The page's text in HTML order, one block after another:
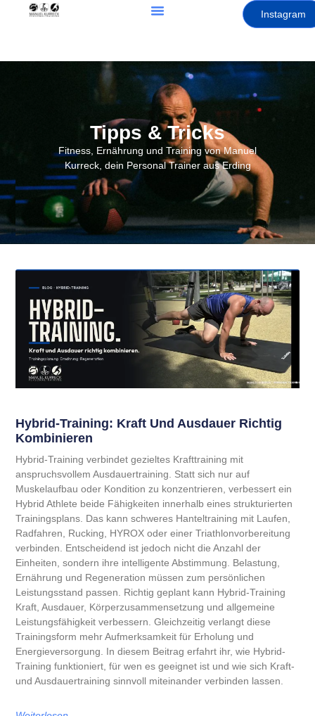
Instagram
Tipps & Tricks
Fitness, Ernährung und Training von Manuel
Kurreck, dein Personal Trainer aus Erding
Hybrid-Training: Kraft Und Ausdauer Richtig
Kombinieren
Hybrid-Training verbindet gezieltes Krafttraining mit
anspruchsvollem Ausdauertraining. Statt sich nur auf
Muskelaufbau oder Kondition zu konzentrieren, verbessert ein
Hybrid Athlete beide Fähigkeiten innerhalb eines strukturierten
Trainingsplans. Das kann schweres Hanteltraining mit Laufen,
Radfahren, Rucking, HYROX oder einer Triathlonvorbereitung
verbinden. Entscheidend ist jedoch nicht die Anzahl der
Einheiten, sondern ihre intelligente Abstimmung. Belastung,
Ernährung und Regeneration müssen zum persönlichen
Leistungsstand passen. Richtig geplant kann Hybrid-Training
Kraft, Ausdauer, Körperzusammensetzung und allgemeine
Leistungsfähigkeit verbessern. Gleichzeitig verlangt diese
Trainingsform mehr Aufmerksamkeit für Erholung und
Energieversorgung. In diesem Beitrag erfahrt ihr, wie Hybrid-
Training funktioniert, für wen es geeignet ist und wie sich Kraft-
und Ausdauertraining sinnvoll miteinander verbinden lassen.